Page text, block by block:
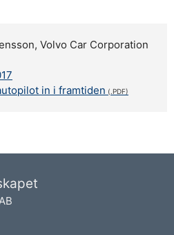
Volvo Car Corporation
in i framtiden